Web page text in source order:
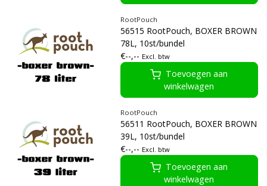
RootPouch
56515 RootPouch, BOXER BROWN
78L, 10st/bundel
€--,-- Excl. btw
Toevoegen aan
winkelwagen
RootPouch
56511 RootPouch, BOXER BROWN
39L, 10st/bundel
€--,-- Excl. btw
Toevoegen aan
winkelwagen